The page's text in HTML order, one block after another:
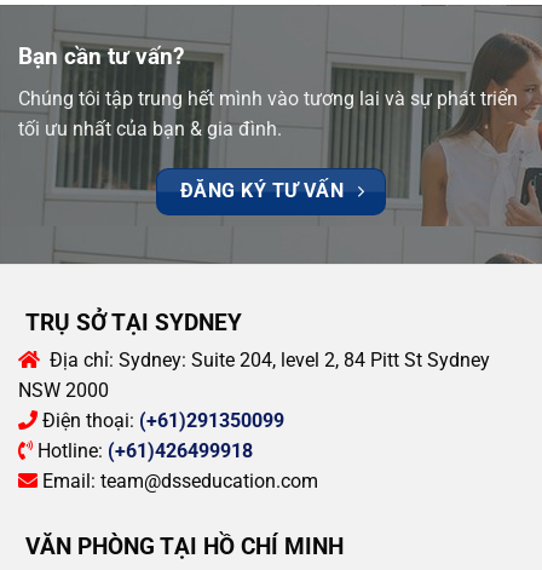
Bạn cần tư vấn?
Chúng tôi tập trung hết mình vào tương lai và sự phát triển
tối ưu nhất của bạn & gia đình.
ĐĂNG KÝ TƯ VẤN
TRỤ SỞ TẠI SYDNEY
Địa chỉ: Sydney: Suite 204, level 2, 84 Pitt St Sydney
NSW 2000
Điện thoại: (+61)291350099
Hotline: (+61)426499918
Email: team@dsseducation.com
VĂN PHÒNG TẠI HỒ CHÍ MINH